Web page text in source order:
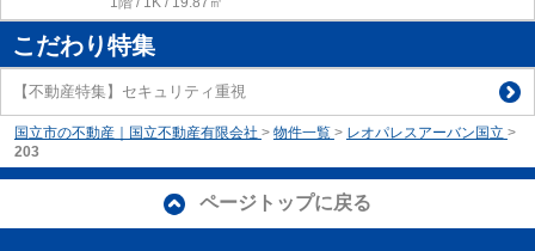
こだわり特集
【不動産特集】セキュリティ重視
国立市の不動産｜国立不動産有限会社 > 物件一覧 > レオパレスアーバン国立 >
203
ページトップに戻る